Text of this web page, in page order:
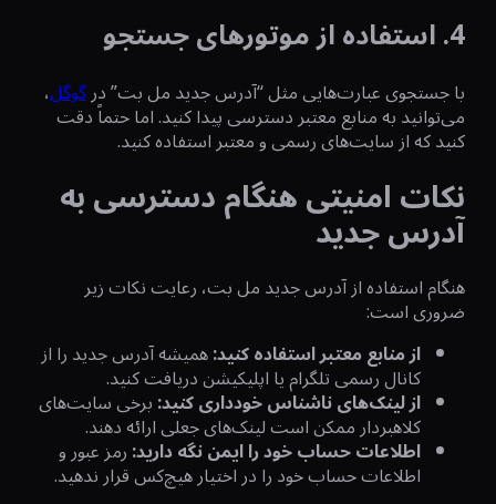
4. استفاده از موتورهای جستجو
با جستجوی عبارت‌هایی مثل “آدرس جدید مل بت” درگوگل،
می‌توانید به منابع معتبر دسترسی پیدا کنید. اما حتماً دقت
کنید که از سایت‌های رسمی و معتبر استفاده کنید.
نکات امنیتی هنگام دسترسی به
آدرس جدید
هنگام استفاده از آدرس جدید مل بت، رعایت نکات زیر
ضروری است:
از منابع معتبر استفاده کنید:همیشه آدرس جدید را از
کانال رسمی تلگرام یا اپلیکیشن دریافت کنید.
از لینک‌های ناشناس خودداری کنید:برخی سایت‌های
کلاهبردار ممکن است لینک‌های جعلی ارائه دهند.
اطلاعات حساب خود را ایمن نگه دارید:رمز عبور و
اطلاعات حساب خود را در اختیار هیچ‌کس قرار ندهید.